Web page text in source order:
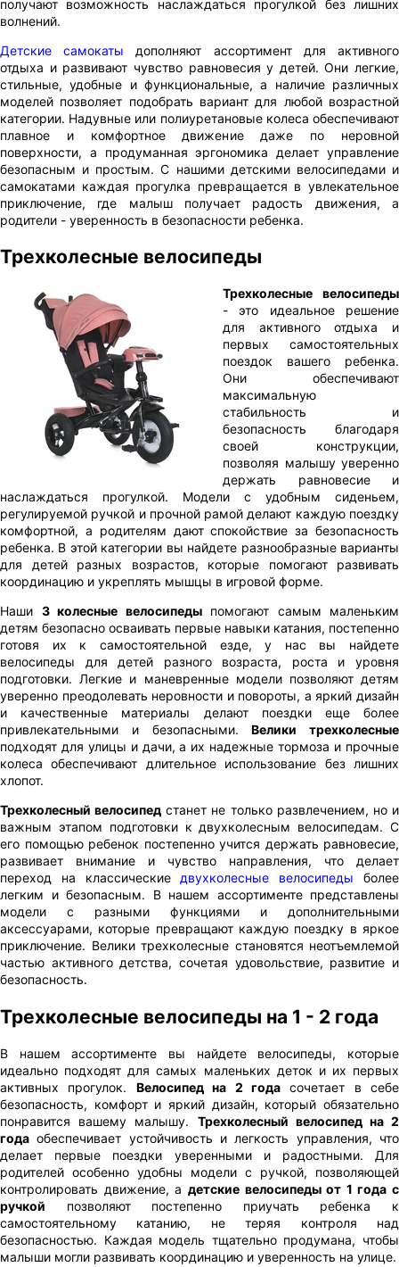
получают возможность наслаждаться прогулкой без лишних
волнений.
Детские самокаты дополняют ассортимент для активного
отдыха и развивают чувство равновесия у детей. Они легкие,
стильные, удобные и функциональные, а наличие различных
моделей позволяет подобрать вариант для любой возрастной
категории. Надувные или полиуретановые колеса обеспечивают
плавное и комфортное движение даже по неровной
поверхности, а продуманная эргономика делает управление
безопасным и простым. С нашими детскими велосипедами и
самокатами каждая прогулка превращается в увлекательное
приключение, где малыш получает радость движения, а
родители - уверенность в безопасности ребенка.
Трехколесные велосипеды
Трехколесные велосипеды
- это идеальное решение
для активного отдыха и
первых самостоятельных
поездок вашего ребенка.
Они обеспечивают
максимальную
стабильность и
безопасность благодаря
своей конструкции,
позволяя малышу уверенно
держать равновесие и
наслаждаться прогулкой. Модели с удобным сиденьем,
регулируемой ручкой и прочной рамой делают каждую поездку
комфортной, а родителям дают спокойствие за безопасность
ребенка. В этой категории вы найдете разнообразные варианты
для детей разных возрастов, которые помогают развивать
координацию и укреплять мышцы в игровой форме.
Наши 3 колесные велосипедыпомогают самым маленьким
детям безопасно осваивать первые навыки катания, постепенно
готовя их к самостоятельной езде, у нас вы найдете
велосипеды для детей разного возраста, роста и уровня
подготовки. Легкие и маневренные модели позволяют детям
уверенно преодолевать неровности и повороты, а яркий дизайн
и качественные материалы делают поездки еще более
привлекательными и безопасными.Велики трехколесные
подходят для улицы и дачи, а их надежные тормоза и прочные
колеса обеспечивают длительное использование без лишних
хлопот.
Трехколесный велосипед станет не только развлечением, но и
важным этапом подготовки к двухколесным велосипедам. С
его помощью ребенок постепенно учится держать равновесие,
развивает внимание и чувство направления, что делает
переход на классическиедвухколесные велосипеды более
легким и безопасным. В нашем ассортименте представлены
модели с разными функциями и дополнительными
аксессуарами, которые превращают каждую поездку в яркое
приключение. Велики трехколесные становятся неотъемлемой
частью активного детства, сочетая удовольствие, развитие и
безопасность.
Трехколесные велосипеды на 1 - 2 года
В нашем ассортименте вы найдете велосипеды, которые
идеально подходят для самых маленьких деток и их первых
активных прогулок. Велосипед на 2 годасочетает в себе
безопасность, комфорт и яркий дизайн, который обязательно
понравится вашему малышу. Трехколесный велосипед на 2
года обеспечивает устойчивость и легкость управления, что
делает первые поездки уверенными и радостными. Для
родителей особенно удобны модели с ручкой, позволяющей
контролировать движение, а детские велосипеды от 1 года с
ручкой позволяют постепенно приучать ребенка к
самостоятельному катанию, не теряя контроля над
безопасностью. Каждая модель тщательно продумана, чтобы
малыши могли развивать координацию и уверенность на улице.